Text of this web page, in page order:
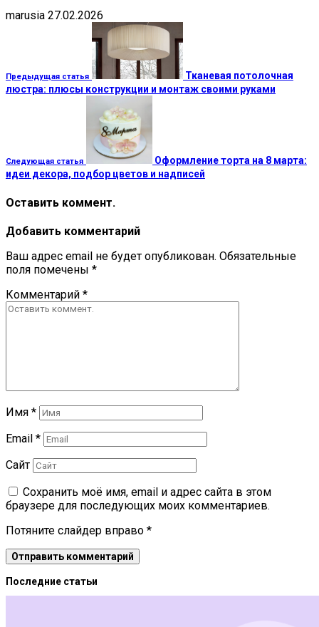
marusia 27.02.2026
Предыдущая статья
Тканевая потолочная
люстра: плюсы конструкции и монтаж своими руками
Следующая статья
Оформление торта на 8 марта:
идеи декора, подбор цветов и надписей
Оставить коммент.
Добавить комментарий
Ваш адрес email не будет опубликован. Обязательные
поля помечены *
Комментарий *
Имя *
Email *
Сайт
Сохранить моё имя, email и адрес сайта в этом
браузере для последующих моих комментариев.
Потяните слайдер вправо *
Последние статьи